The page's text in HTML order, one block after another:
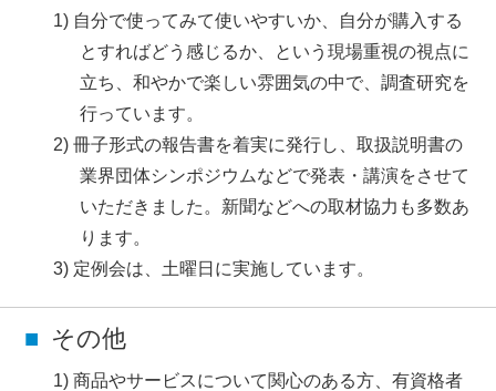
自分で使ってみて使いやすいか、自分が購入する
とすればどう感じるか、という現場重視の視点に
立ち、和やかで楽しい雰囲気の中で、調査研究を
行っています。
冊子形式の報告書を着実に発行し、取扱説明書の
業界団体シンポジウムなどで発表・講演をさせて
いただきました。新聞などへの取材協力も多数あ
ります。
定例会は、土曜日に実施しています。
その他
商品やサービスについて関心のある方、有資格者